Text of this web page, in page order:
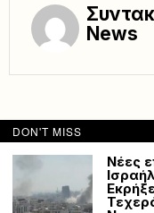
News
DON'T MISS
Νέες